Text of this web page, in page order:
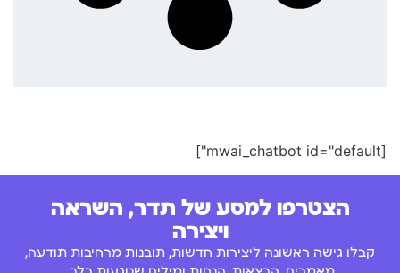
[mwai_chatbot id="default"]
הצטרפו למסע של תדר, השראה
ויצירה
קבלו גישה ראשונה ליצירות חדשות, תובנות מרחיבות תודעה,